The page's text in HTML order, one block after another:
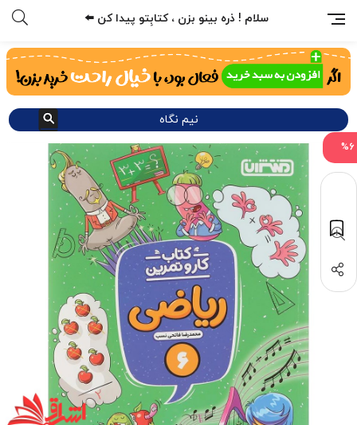
سلام ! ذره بینو بزن ، کتابِتو پیدا کن ⬅️
نیم نگاه